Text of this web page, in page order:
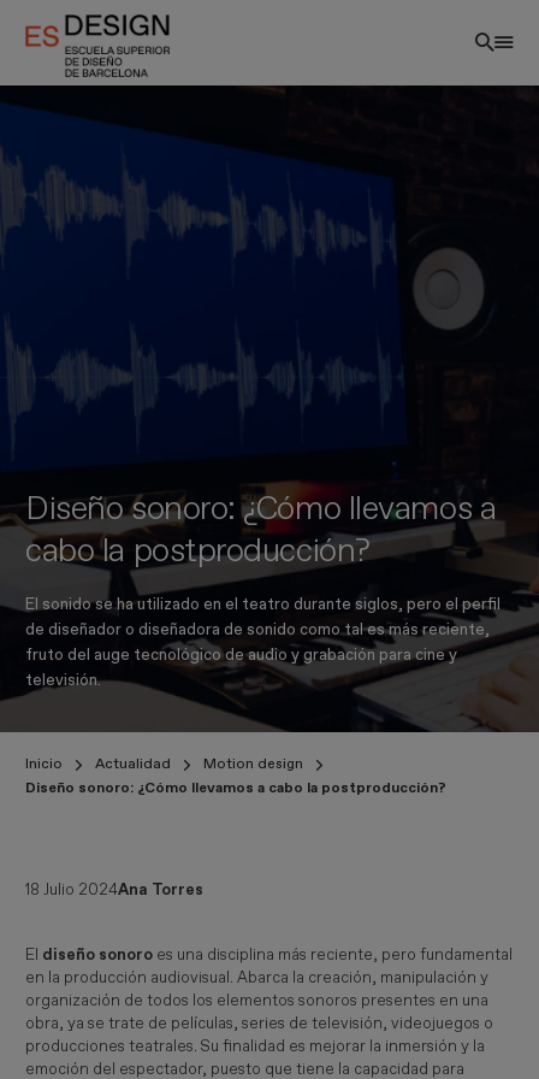
contenido
principal
Diseño sonoro: ¿Cómo llevamos a
cabo la postproducción?
El sonido se ha utilizado en el teatro durante siglos, pero el perfil
de diseñador o diseñadora de sonido como tal es más reciente,
fruto del auge tecnológico de audio y grabación para cine y
televisión.
Inicio Actualidad
Motion design
Diseño sonoro: ¿Cómo llevamos a cabo la postproducción?
18 Julio 2024Ana Torres
El diseño sonoro es una disciplina más reciente, pero fundamental
en la producción audiovisual. Abarca la creación, manipulación y
organización de todos los elementos sonoros presentes en una
obra, ya se trate de películas, series de televisión, videojuegos o
producciones teatrales. Su finalidad es mejorar la inmersión y la
emoción del espectador, puesto que tiene la capacidad para